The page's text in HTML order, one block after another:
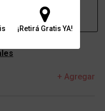
¡Retirá Gratis YA!
Seleccioná talle
+ Agregar